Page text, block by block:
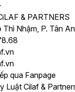
& PARTNERS
Nhậm, P. Tân
qua Fanpage
Luật Cilaf &